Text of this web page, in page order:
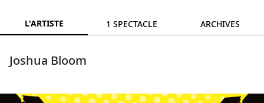
L'ARTISTE 1 SPECTACLE ARCHIVES
Joshua Bloom